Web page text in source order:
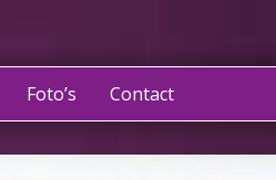
Foto’s Contact